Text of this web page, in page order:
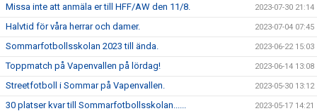
Missa inte att anmäla er till HFF/AW den 11/8. 2023-07-30 21:14
Halvtid för våra herrar och damer. 2023-07-04 07:45
Sommarfotbollsskolan 2023 till ända. 2023-06-22 15:03
Toppmatch på Vapenvallen på lördag! 2023-06-14 13:08
Streetfotboll i Sommar på Vapenvallen. 2023-05-30 13:12
30 platser kvar till Sommarfotbollsskolan...... 2023-05-17 14:21